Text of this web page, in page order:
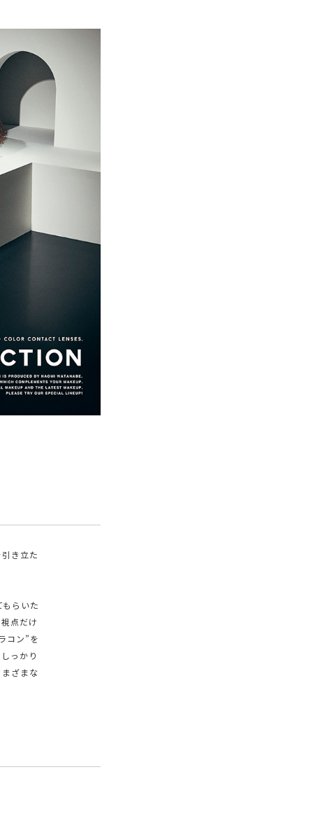
き立た
らいた
点だけ
コン”を
っかり
ざまな